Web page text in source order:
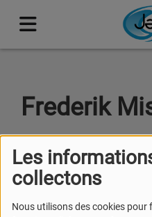
Les
collectons
Nous utilisons des cookies pour
Frederik